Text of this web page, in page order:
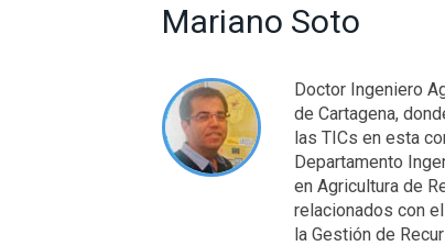
Mariano Soto
Doctor Ingeniero
de Cartagena,
las TICs en esta
Departamento
en Agricultura de
relacionados con
la Gestión de